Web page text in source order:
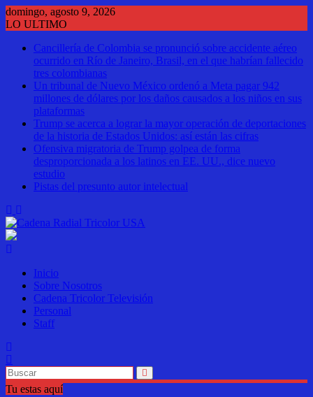
Saltar
al
domingo, agosto 9, 2026
LO ULTIMO
Cancillería de Colombia se pronunció sobre accidente aéreo
ocurrido en Río de Janeiro, Brasil, en el que habrían fallecido
tres colombianas
Un tribunal de Nuevo México ordenó a Meta pagar 942
millones de dólares por los daños causados a los niños en sus
plataformas
Trump se acerca a lograr la mayor operación de deportaciones
de la historia de Estados Unidos: así están las cifras
Ofensiva migratoria de Trump golpea de forma
desproporcionada a los latinos en EE. UU., dice nuevo
estudio
Pistas del presunto autor intelectual
Inicio
Sobre Nosotros
Cadena Tricolor Televisión
Personal
Staff
Tu estas aquí